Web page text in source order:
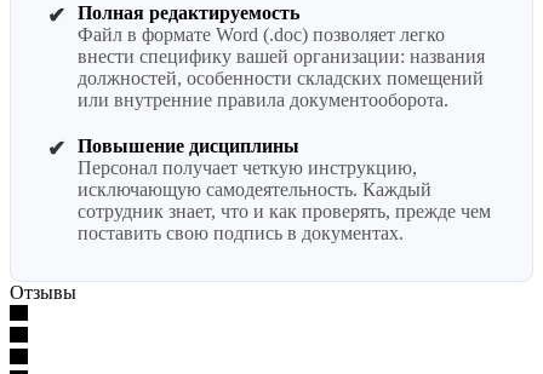
✔
Полная редактируемость
Файл в формате Word (.doc) позволяет легко
внести специфику вашей организации: названия
должностей, особенности складских помещений
или внутренние правила документооборота.
✔
Повышение дисциплины
Персонал получает четкую инструкцию,
исключающую самодеятельность. Каждый
сотрудник знает, что и как проверять, прежде чем
поставить свою подпись в документах.
Отзывы